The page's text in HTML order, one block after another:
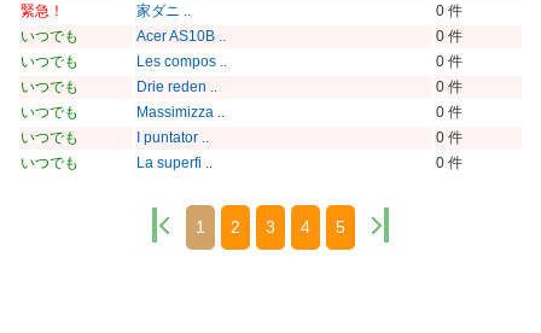
緊急！
家ダニ ..
0 件
いつでも
Acer AS10B ..
0 件
いつでも
Les compos ..
0 件
いつでも
Drie reden ..
0 件
いつでも
Massimizza ..
0 件
いつでも
I puntator ..
0 件
いつでも
La superfi .. 0 件
1 2 3 4 5